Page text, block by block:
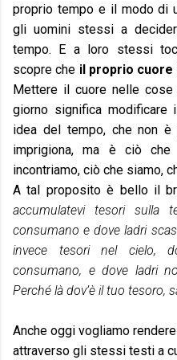
proprio tempo e il modo di
gli uomini stessi a
tempo. E a loro stessi
scopre che il proprio cuore
Mettere il cuore nelle
giorno significa
idea del tempo, che non
imprigiona, ma è ciò
incontriamo, ciò che siamo,
A tal proposito è bello il
accumulatevi tesori sulla
consumano e dove ladri
invece tesori nel cielo,
consumano, e dove ladri
Perché là dov’è il tuo tesoro,
Anche oggi vogliamo
attraverso gli stessi testi a